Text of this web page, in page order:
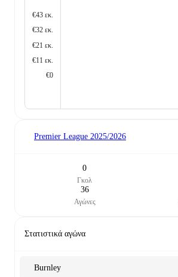
€43 εκ.
€32 εκ.
€21 εκ.
€11 εκ.
€0
Premier League 2025/2026
0
Γκολ
36
Αγώνες
Στατιστικά αγώνα
Burnley